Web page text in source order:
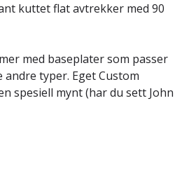
kuttet flat avtrekker med 90
med baseplater som passer
andre typer. Eget Custom
spesiell mynt (har du sett John